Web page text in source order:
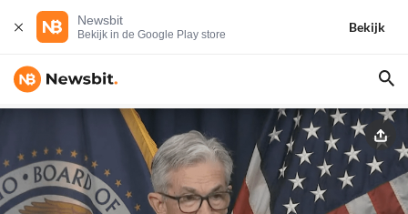
Newsbit
Bekijk in de Google Play store
Bekijk